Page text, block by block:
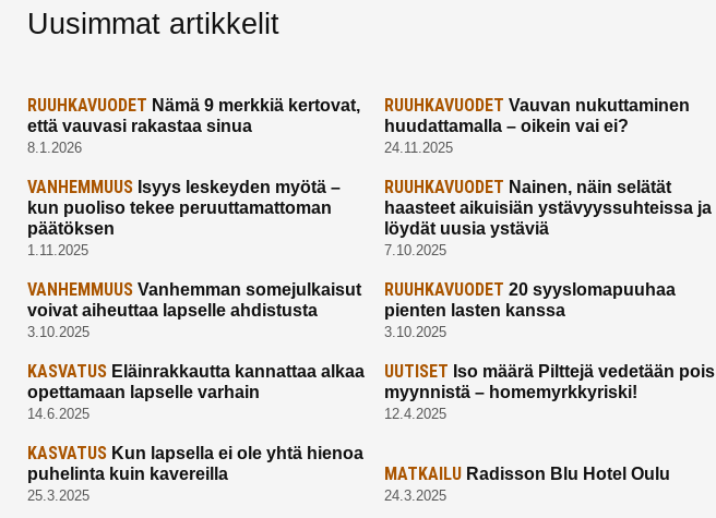
Uusimmat artikkelit
RUUHKAVUODET Nämä 9 merkkiä kertovat,
että vauvasi rakastaa sinua
8.1.2026
RUUHKAVUODET Vauvan nukuttaminen
huudattamalla – oikein vai ei?
24.11.2025
VANHEMMUUS Isyys leskeyden myötä –
kun puoliso tekee peruuttamattoman
päätöksen
1.11.2025
RUUHKAVUODET Nainen, näin selätät
haasteet aikuisiän ystävyyssuhteissa ja
löydät uusia ystäviä
7.10.2025
VANHEMMUUS Vanhemman somejulkaisut
voivat aiheuttaa lapselle ahdistusta
3.10.2025
RUUHKAVUODET 20 syyslomapuuhaa
pienten lasten kanssa
3.10.2025
KASVATUS Eläinrakkautta kannattaa alkaa
opettamaan lapselle varhain
14.6.2025
UUTISET Iso määrä Pilttejä vedetään pois
myynnistä – homemyrkkyriski!
12.4.2025
KASVATUS Kun lapsella ei ole yhtä hienoa
puhelinta kuin kavereilla
25.3.2025
MATKAILU Radisson Blu Hotel Oulu
24.3.2025